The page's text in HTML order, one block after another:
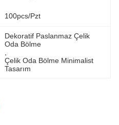
100pcs/Pzt
Dekoratif Paslanmaz Çelik
Oda Bölme
Çelik Oda Bölme Minimalist
Tasarım